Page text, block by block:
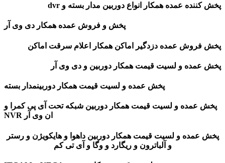
پخش کننده عمده همکار انواع دوربین مدار بسته و dvr
پخش و فروش عمده همکار دی وی آر
پخش فروش عمده دزدگیر اماکن همکار اعلام سرقت اماکن
پخش عمده و لسیت قیمت همکار دوربین و دی وی آر
پخش عمده و لسیت قیمت همکار دوربینمدار بسته
پخش عمده و لسیت قیمت همکار دوربین شبکه تحت آی پی کمرا و
ان وی آر NVR
پخش عمده و لسیت قیمت همکار دوربین داهوا و هایکویژن و رستر
و آلباترون و ریگارد و وگا و آی تی کم